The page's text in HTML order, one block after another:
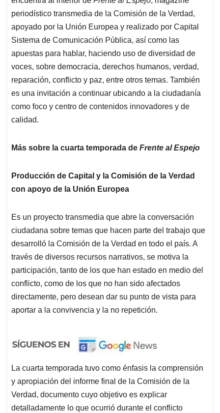
periodístico transmedia de la Comisión de la Verdad,
apoyado por la Unión Europea y realizado por Capital
Sistema de Comunicación Pública, así como las
apuestas para hablar, haciendo uso de diversidad de
voces, sobre democracia, derechos humanos, verdad,
reparación, conflicto y paz, entre otros temas. También
es una invitación a continuar ubicando a la ciudadanía
como foco y centro de contenidos innovadores y de
calidad.
Más sobre la cuarta temporada de Frente al Espejo
Producción de Capital y la Comisión de la Verdad
con apoyo de la Unión Europea
Es un proyecto transmedia que abre la conversación
ciudadana sobre temas que hacen parte del trabajo que
desarrolló la Comisión de la Verdad en todo el país. A
través de diversos recursos narrativos, se motiva la
participación, tanto de los que han estado en medio del
conflicto, como de los que no han sido afectados
directamente, pero desean dar su punto de vista para
aportar a la convivencia y la no repetición.
La cuarta temporada tuvo como énfasis la comprensión
y apropiación del informe final de la Comisión de la
Verdad, documento cuyo objetivo es explicar
detalladamente lo que ocurrió durante el conflicto